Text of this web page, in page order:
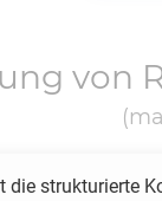
von
strukturierte